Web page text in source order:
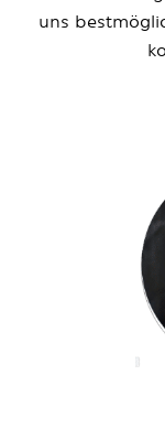
uns